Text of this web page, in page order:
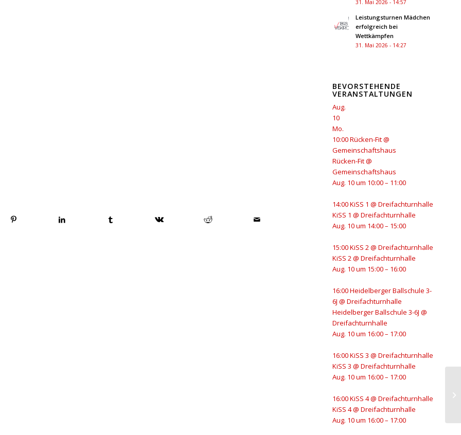
31. Mai 2026 - 14:57
Leistungsturnen Mädchen
erfolgreich bei
Wettkämpfen
31. Mai 2026 - 14:27
BEVORSTEHENDE
VERANSTALTUNGEN
Aug.
10
Mo.
10:00Rücken-Fit@
Gemeinschaftshaus
Rücken-Fit@
Gemeinschaftshaus
Aug. 10 um 10:00 – 11:00
14:00KiSS 1@ Dreifachturnhalle
KiSS 1 @ Dreifachturnhalle
Aug. 10 um 14:00 – 15:00
15:00KiSS 2@ Dreifachturnhalle
KiSS 2@ Dreifachturnhalle
Aug. 10 um 15:00 – 16:00
16:00Heidelberger Ballschule 3-
6J@ Dreifachturnhalle
Heidelberger Ballschule 3-6J @
Dreifachturnhalle
Aug. 10 um 16:00 – 17:00
16:00KiSS 3@ Dreifachturnhalle
KiSS 3 @ Dreifachturnhalle
Aug. 10 um 16:00 – 17:00
16:00KiSS 4@ Dreifachturnhalle
KiSS 4@ Dreifachturnhalle
Aug. 10 um 16:00 – 17:00